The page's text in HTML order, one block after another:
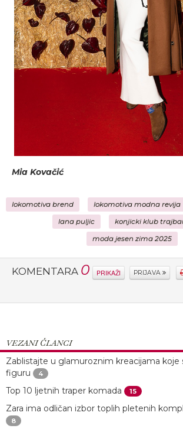
Mia Kovačić
lokomotiva brend lokomotiva modna revija
lana puljic konjicki klub
moda jesen zima 2025
KOMENTARA 0 PRIKAŽI PRIJAVA
VEZANI ČLANCI
Zablistajte u glamuroznim kreacijama koje
figuru
4
Top 10 ljetnih traper komada 15
Zara ima odličan izbor toplih pletenih
8